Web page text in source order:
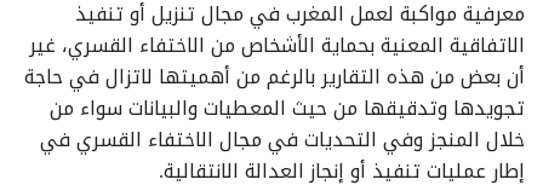
معرفية مواكبة لعمل المغرب في مجال تنزيل أو تنفيذ
الاتفاقية المعنية بحماية الأشخاص من الاختفاء القسري، غير
أن بعض من هذه التقارير بالرغم من أهميتها لاتزال في حاجة
تجويدها وتدقيقها من حيث المعطيات والبيانات سواء من
خلال المنجز وفي التحديات في مجال الاختفاء القسري في
إطار عمليات تنفيذ أو إنجاز العدالة الانتقالية.